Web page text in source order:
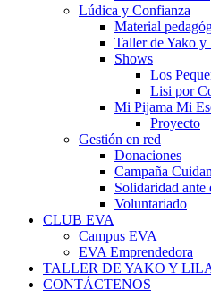
Lúdica y Confianza
Material
Taller de Yako y
Shows
Los
Lisi por
Mi Pijama Mi
Proyecto
Gestión en red
Donaciones
Campaña
Solidaridad
Voluntariado
CLUB EVA
Campus EVA
EVA Emprendedora
TALLER DE YAKO Y
CONTÁCTENOS